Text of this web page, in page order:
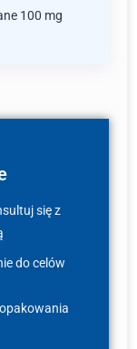
100 mg
się z
do celów